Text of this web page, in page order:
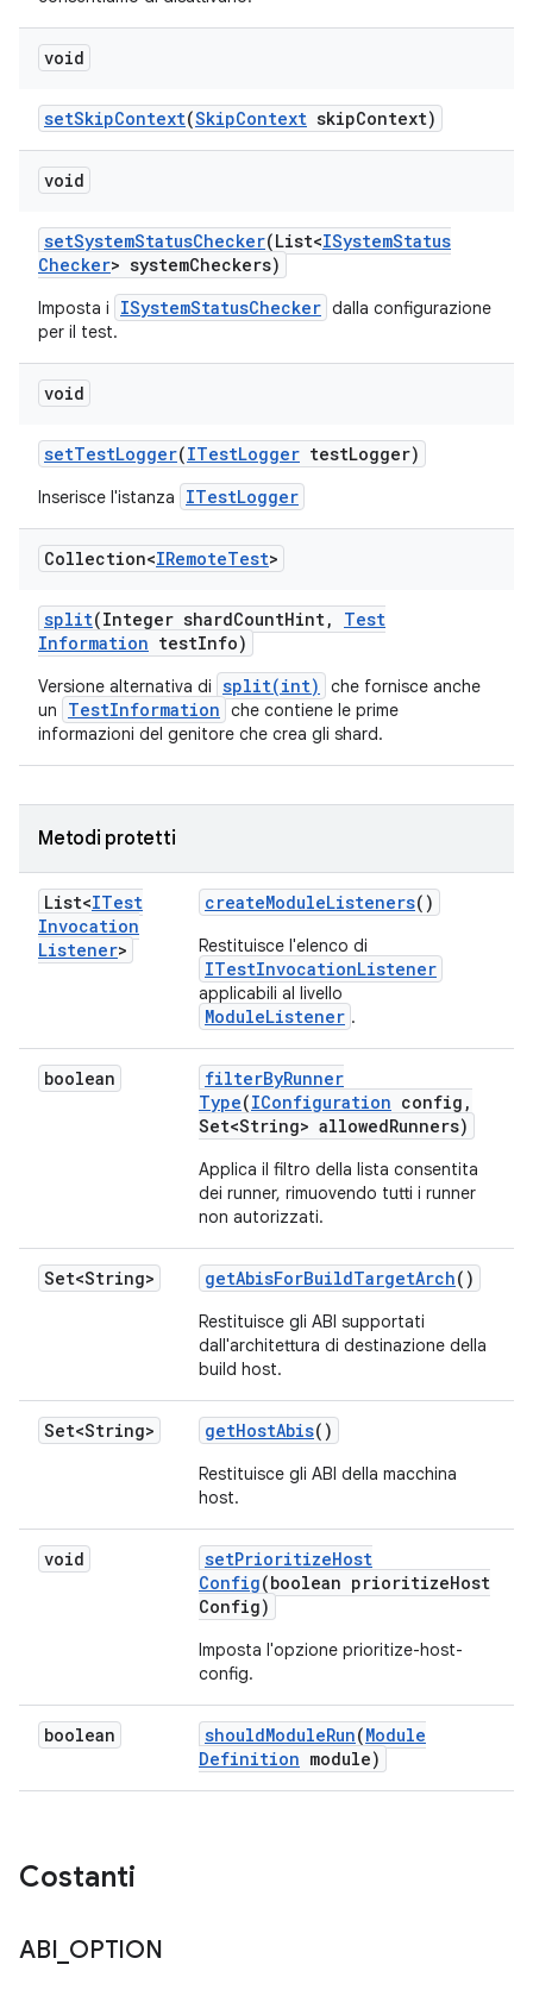
void
setSkipContext(SkipContext skipContext)
void
setSystemStatusChecker(List<ISystemStatus
Checker> systemCheckers)
Imposta i ISystemStatusChecker dalla configurazione
per il test.
void
setTestLogger(ITestLogger testLogger)
Inserisce l'istanza ITestLogger
Collection<IRemoteTest>
split(Integer shardCountHint,
Test
Information testInfo)
Versione alternativa di split(int)
che fornisce anche
un
TestInformation che contiene le prime
informazioni del genitore che crea gli shard.
Metodi protetti
List<ITest
Invocation
Listener>
createModuleListeners()
Restituisce l'elenco di
ITestInvocationListener
applicabili al livello
ModuleListener .
boolean filterByRunner
Type(IConfiguration config ,
Set<String> allowedRunners)
Applica il filtro della lista consentita
dei runner, rimuovendo tutti i runner
non autorizzati.
Set<String> getAbisForBuildTargetArch()
Restituisce gli ABI supportati
dall'architettura di destinazione della
build host.
Set<String> getHostAbis()
Restituisce gli ABI della macchina
host.
void setPrioritizeHost
Config(boolean prioritizeHost
Config)
Imposta l'opzione prioritize-host-
config.
boolean shouldModuleRun(Module
Definition module)
Costanti
ABI OPTION